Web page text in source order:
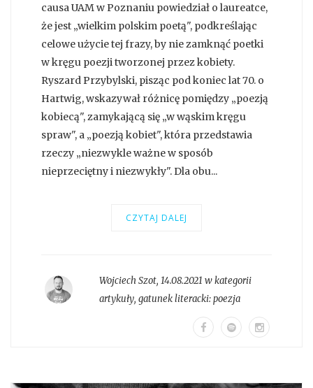
causa UAM w Poznaniu powiedział o laureatce,
że jest „wielkim polskim poetą", podkreślając
celowe użycie tej frazy, by nie zamknąć poetki
w kręgu poezji tworzonej przez kobiety.
Ryszard Przybylski, pisząc pod koniec lat 70. o
Hartwig, wskazywał różnicę pomiędzy „poezją
kobiecą", zamykającą się „w wąskim kręgu
spraw", a „poezją kobiet", która przedstawia
rzeczy „niezwykle ważne w sposób
nieprzeciętny i niezwykły". Dla obu...
CZYTAJ DALEJ
Wojciech Szot, 14.08.2021 w kategorii
artykuły, gatunek literacki:poezja